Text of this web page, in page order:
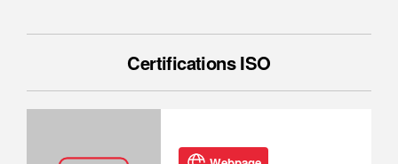
Certifications ISO